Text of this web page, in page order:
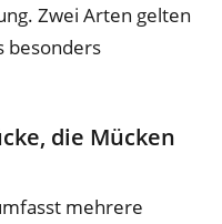
Zwei Arten gelten
besonders
die Mücken
mehrere